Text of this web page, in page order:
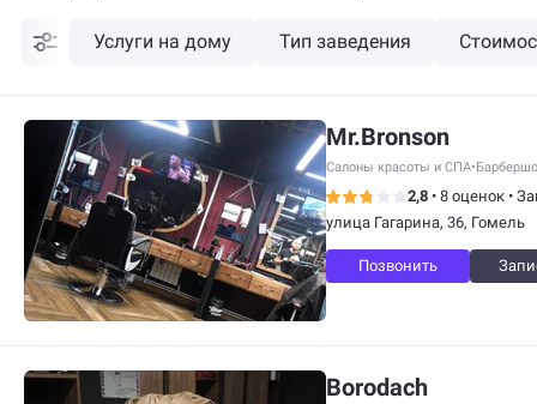
Услуги на дому Тип заведения
Mr.Bronson
Салоны красоты и СПА•
2,8 • 8 оценок •
улица Гагарина, 36, Гомель
Позвонить
Borodach